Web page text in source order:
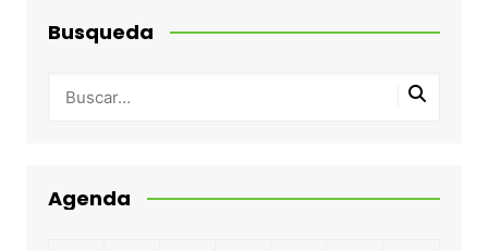
Busqueda
Agenda